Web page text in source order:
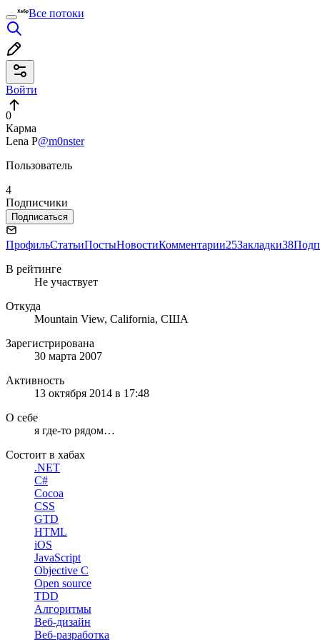
Все потоки
Войти
0
Карма
Lena P@m0nster
Пользователь
4
Подписчики
Подписаться
ПрофильСтатьиПостыНовостиКомментарии25Закладки38
В рейтинге
Не участвует
Откуда
Mountain View, California, США
Зарегистрирована
30 марта 2007
Активность
13 октября 2014 в 17:48
О себе
я где-то рядом…
Состоит в хабах
.NET
C#
Cocoa
CSS
GTD
HTML
iOS
JavaScript
Objective C
Open source
TDD
Алгоритмы
Веб-дизайн
Веб-разработка